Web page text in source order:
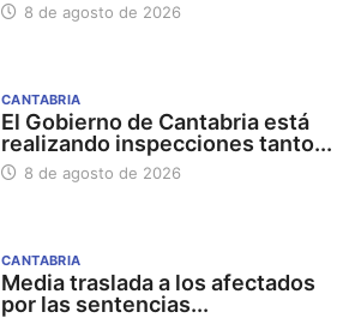
8 de agosto de 2026
CANTABRIA
El Gobierno de Cantabria está
realizando inspecciones tanto...
8 de agosto de 2026
CANTABRIA
Media traslada a los afectados
por las sentencias...